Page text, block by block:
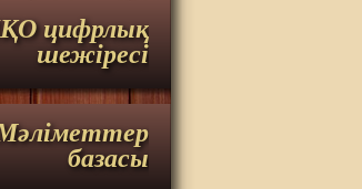
цифрлық
шежіресі
базасы